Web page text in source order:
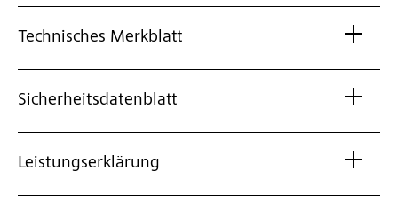
Technisches Merkblatt
Sicherheitsdatenblatt
Leistungserklärung